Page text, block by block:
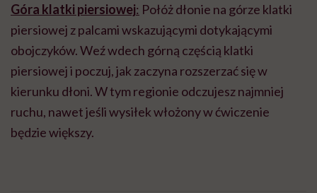
Góra klatki piersiowej: Połóż dłonie na górze klatki
piersiowej z palcami wskazującymi dotykającymi
obojczyków. Weź wdech górną częścią klatki
piersiowej i poczuj, jak zaczyna rozszerzać się w
kierunku dłoni. W tym regionie odczujesz najmniej
ruchu, nawet jeśli wysiłek włożony w ćwiczenie
będzie większy.